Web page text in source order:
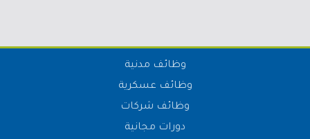
وظائف مدنية
وظائف عسكرية
وظائف شركات
دورات مجانية